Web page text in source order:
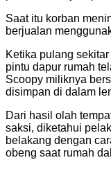
Saat itu korban
berjualan
Ketika pulang
pintu dapur rumah
Scoopy miliknya
disimpan di dalam
Dari hasil olah
saksi, diketahui
belakang dengan
obeng saat rumah